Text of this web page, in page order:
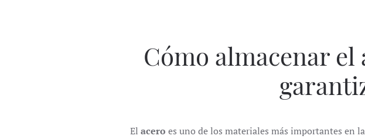
Cómo almacenar
El acero es uno de los materiales más importantes en